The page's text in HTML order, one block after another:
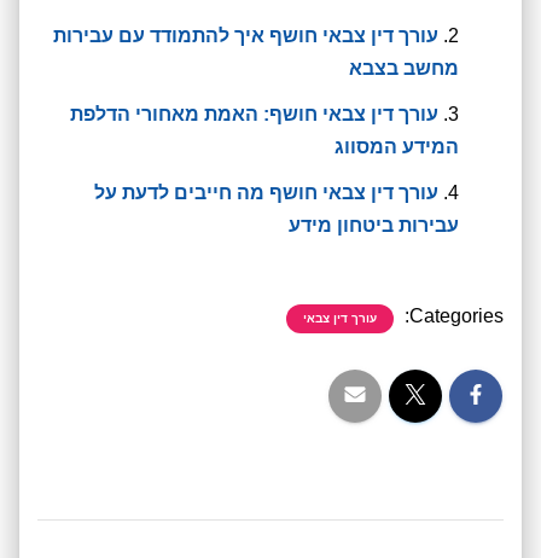
עורך דין צבאי חושף איך להתמודד עם עבירות
מחשב בצבא
עורך דין צבאי חושף: האמת מאחורי הדלפת
המידע המסווג
עורך דין צבאי חושף מה חייבים לדעת על
עבירות ביטחון מידע
Categories: עורך דין צבאי